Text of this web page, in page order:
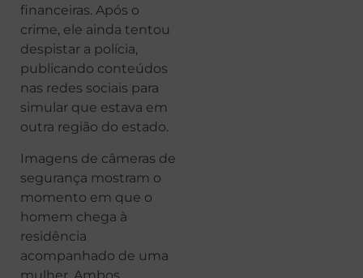
financeiras. Após o
crime, ele ainda tentou
despistar a polícia,
publicando conteúdos
nas redes sociais para
simular que estava em
outra região do estado.
Imagens de câmeras de
segurança mostram o
momento em que o
homem chega à
residência
acompanhado de uma